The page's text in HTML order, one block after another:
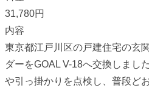
31,780円
内容
東京都江戸川区の戸建住宅の玄
ダーをGOAL V-18へ交換しまし
や引っ掛かりを点検し、普段ど